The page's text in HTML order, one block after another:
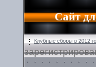
Сайт
Клубные сборы в 2012